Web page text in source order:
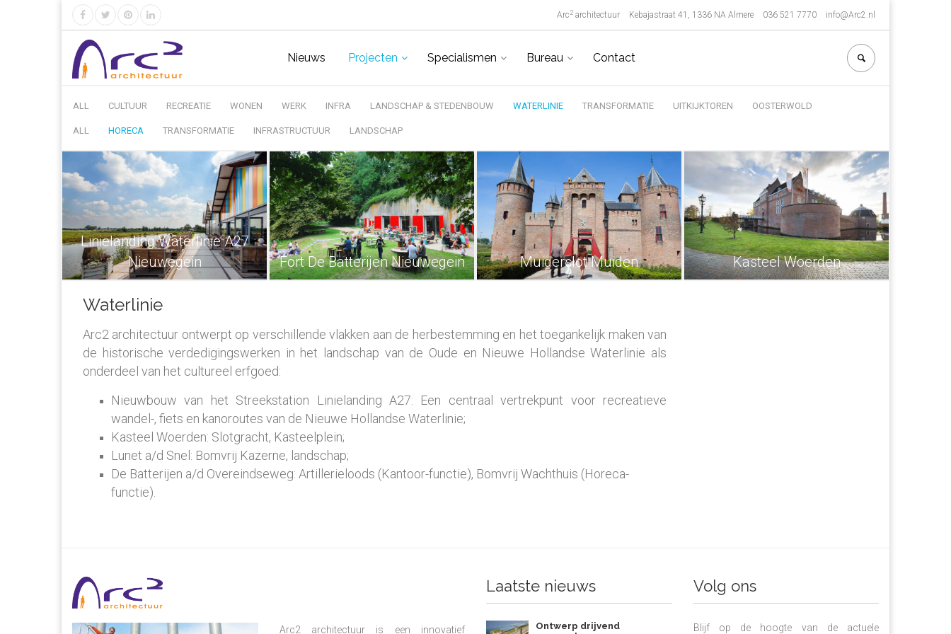
Arc 2 architectuur Kebajastraat 41, 1336 NA Almere 036 521 7770 info@Arc2.nl
Nieuws Projecten Specialismen Bureau Contact
ALL CULTUUR RECREATIE WONEN WERK INFRA LANDSCHAP & STEDENBOUW WATERLINIE TRANSFORMATIE UITKIJKTOREN OOSTERWOLD
ALL HORECA TRANSFORMATIE INFRASTRUCTUUR LANDSCHAP
Linielanding Waterlinie A27
Nieuwegein
Fort De Batterijen Nieuwegein Muiderslot Muiden Kasteel Woerden
Waterlinie
Arc2 architectuur ontwerpt op verschillende vlakken aan de herbestemming en het toegankelijk maken van
de historische verdedigingswerken in het landschap van de Oude en Nieuwe Hollandse Waterlinie als
onderdeel van het cultureel erfgoed:
Nieuwbouw van het Streekstation Linielanding A27: Een centraal vertrekpunt voor recreatieve
wandel-, fiets en kanoroutes van de Nieuwe Hollandse Waterlinie;
Kasteel Woerden: Slotgracht, Kasteelplein;
Lunet a/d Snel: Bomvrij Kazerne, landschap;
De Batterijen a/d Overeindseweg: Artillerieloods (Kantoor-functie), Bomvrij Wachthuis (Horeca-
functie).
Arc2 architectuur is een innovatief
Laatste nieuws
Ontwerp drijvend
Volg ons
Blijf op de hoogte van de actuele